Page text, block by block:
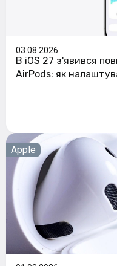
03.08.2026
В iOS 27 з'явився
AirPods: як
Apple